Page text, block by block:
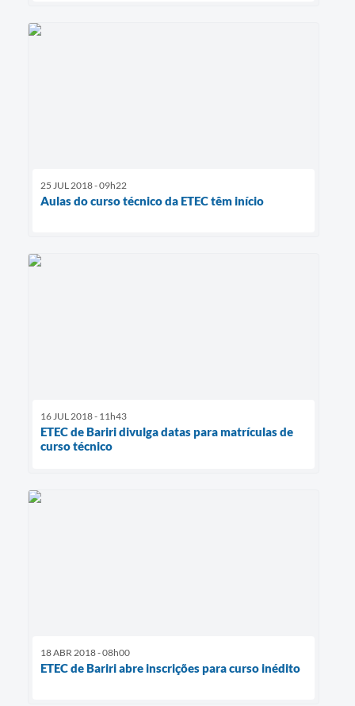
25 JUL 2018 - 09h22
Aulas do curso técnico da ETEC têm início
16 JUL 2018 - 11h43
ETEC de Bariri divulga datas para matrículas de
curso técnico
18 ABR 2018 - 08h00
ETEC de Bariri abre inscrições para curso inédito